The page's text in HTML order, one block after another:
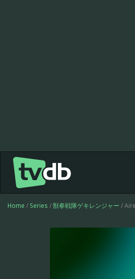
Home / Series /獣拳戦隊ゲキレンジャー /